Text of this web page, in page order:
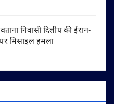
निवासी दिलीप की ईरान-
मिसाइल हमला